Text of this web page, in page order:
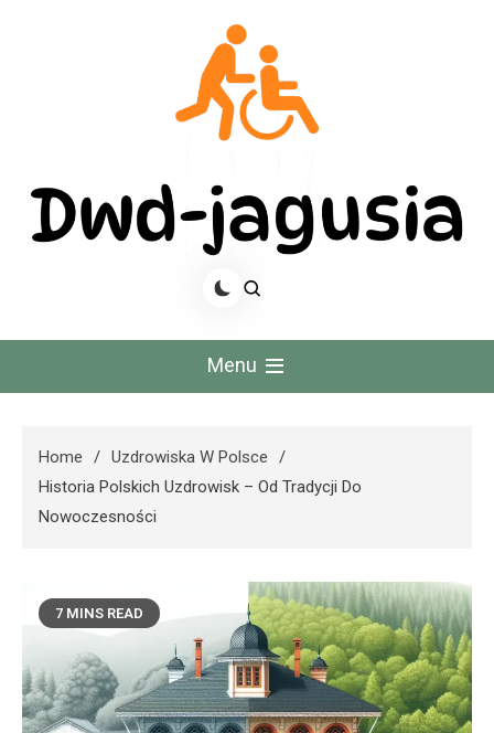
Dwd Jagusia
Menu
Home
Uzdrowiska W Polsce
Historia Polskich Uzdrowisk – Od Tradycji Do
Nowoczesności
7 MINS READ